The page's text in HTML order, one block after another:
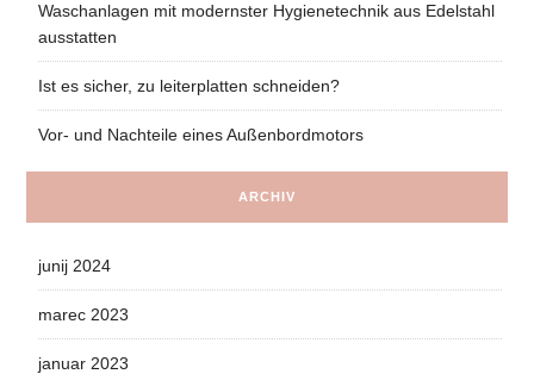
Waschanlagen mit modernster Hygienetechnik aus Edelstahl
ausstatten
Ist es sicher, zu leiterplatten schneiden?
Vor- und Nachteile eines Außenbordmotors
ARCHIV
junij 2024
marec 2023
januar 2023